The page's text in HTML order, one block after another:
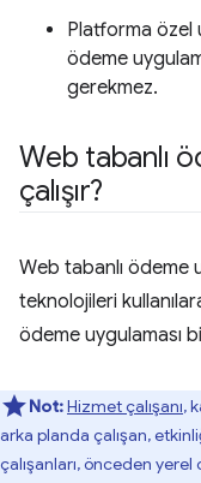
Platforma özel
ödeme
gerekmez.
Web tabanlı
çalışır?
Web tabanlı ödeme
teknolojileri
ödeme uygulaması
Not:Hizmet çalışanı,
arka planda çalışan,
çalışanları, önceden